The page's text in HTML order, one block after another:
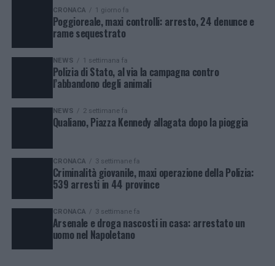
CRONACA 1 giorno fa
Poggioreale, maxi controlli: arresto, 24 denunce e
rame sequestrato
NEWS 1 settimana fa
Polizia di Stato, al via la campagna contro
l’abbandono degli animali
NEWS 2 settimane fa
Qualiano, Piazza Kennedy allagata dopo la pioggia
CRONACA 3 settimane fa
Criminalità giovanile, maxi operazione della Polizia:
539 arresti in 44 province
CRONACA 3 settimane fa
Arsenale e droga nascosti in casa: arrestato un
uomo nel Napoletano